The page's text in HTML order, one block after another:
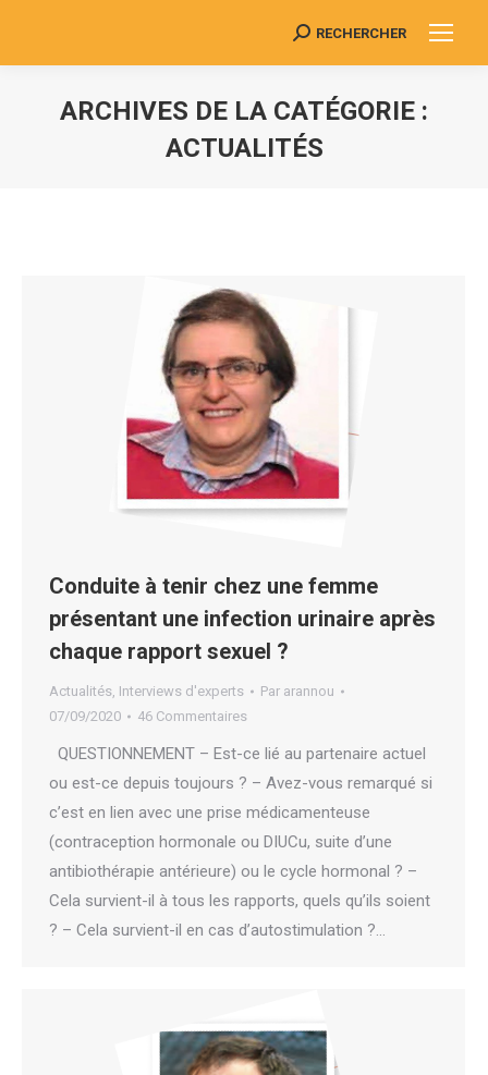
Search:
RECHERCHER
ARCHIVES DE LA CATÉGORIE :
ACTUALITÉS
Conduite à tenir chez une femme
présentant une infection urinaire après
chaque rapport sexuel ?
Actualités, Interviews d'experts Par arannou
07/09/2020
46 Commentaires
QUESTIONNEMENT – Est-ce lié au partenaire actuel
ou est-ce depuis toujours ? – Avez-vous remarqué si
c’est en lien avec une prise médicamenteuse
(contraception hormonale ou DIUCu, suite d’une
antibiothérapie antérieure) ou le cycle hormonal ? –
Cela survient-il à tous les rapports, quels qu’ils soient
? – Cela survient-il en cas d’autostimulation ?…